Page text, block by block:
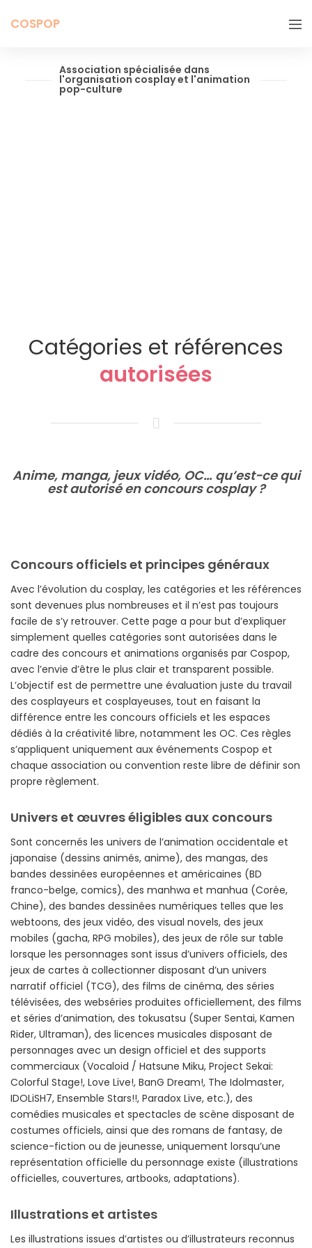
COSPOP
Association spécialisée dans
l'organisation cosplay et l'animation
pop-culture
Catégories et références
autorisées
Anime, manga, jeux vidéo, OC… qu’est-ce qui
est autorisé en concours cosplay ?
Concours officiels et principes généraux
Avec l’évolution du cosplay, les catégories et les références
sont devenues plus nombreuses et il n’est pas toujours
facile de s’y retrouver. Cette page a pour but d’expliquer
simplement quelles catégories sont autorisées dans le
cadre des concours et animations organisés par Cospop,
avec l’envie d’être le plus clair et transparent possible.
L’objectif est de permettre une évaluation juste du travail
des cosplayeurs et cosplayeuses, tout en faisant la
différence entre les concours officiels et les espaces
dédiés à la créativité libre, notamment les OC. Ces règles
s’appliquent uniquement aux événements Cospop et
chaque association ou convention reste libre de définir son
propre règlement.
Univers et œuvres éligibles aux concours
Sont concernés les univers de l’animation occidentale et
japonaise (dessins animés, anime), des mangas, des
bandes dessinées européennes et américaines (BD
franco-belge, comics), des manhwa et manhua (Corée,
Chine), des bandes dessinées numériques telles que les
webtoons, des jeux vidéo, des visual novels, des jeux
mobiles (gacha, RPG mobiles), des jeux de rôle sur table
lorsque les personnages sont issus d’univers officiels, des
jeux de cartes à collectionner disposant d’un univers
narratif officiel (TCG), des films de cinéma, des séries
télévisées, des webséries produites officiellement, des films
et séries d’animation, des tokusatsu (Super Sentai, Kamen
Rider, Ultraman), des licences musicales disposant de
personnages avec un design officiel et des supports
commerciaux (Vocaloid / Hatsune Miku, Project Sekai:
Colorful Stage!, Love Live!, BanG Dream!, The Idolmaster,
IDOLiSH7, Ensemble Stars!!, Paradox Live, etc.), des
comédies musicales et spectacles de scène disposant de
costumes officiels, ainsi que des romans de fantasy, de
science-fiction ou de jeunesse, uniquement lorsqu’une
représentation officielle du personnage existe (illustrations
officielles, couvertures, artbooks, adaptations).
Illustrations et artistes
Les illustrations issues d’artistes ou d’illustrateurs reconnus